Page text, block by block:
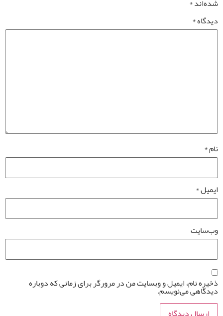
شده‌اند*
دیدگاه*
نام*
ایمیل*
وب‌سایت
ذخیره نام، ایمیل و وبسایت من در مرورگر برای زمانی که دوباره
دیدگاهی می‌نویسم.